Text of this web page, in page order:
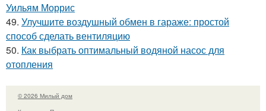
Уильям Моррис
49. Улучшите воздушный обмен в гараже: простой
способ сделать вентиляцию
50. Как выбрать оптимальный водяной насос для
отопления
© 2026 Милый дом